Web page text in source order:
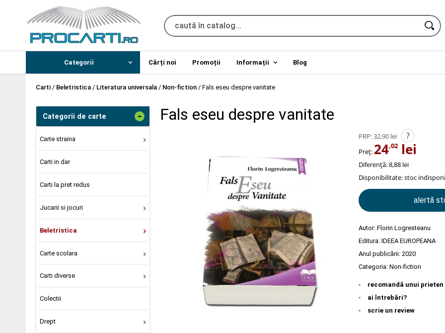
Categorii Cărți noi Promoții Informații Blog
Carti / Beletristica / Literatura universala / Non-fiction / Fals eseu despre vanitate
Categorii de carte -
Carte straina
Carti in dar
Carti la pret redus
Jucarii si jocuri
Beletristica
Carte scolara
Carti diverse
Colectii
Drept
Fals eseu despre vanitate
PRP:32,90 lei ?
Preț: 24,02 lei
Diferență: 8,88 lei
Disponibilitate:stoc
alertă
Autor: Florin Logresteanu
Editura: IDEEA EUROPEANA
Anul publicării: 2020
Categoria: Non-fiction
recomandă unui prieten
ai întrebări?
scrie un review